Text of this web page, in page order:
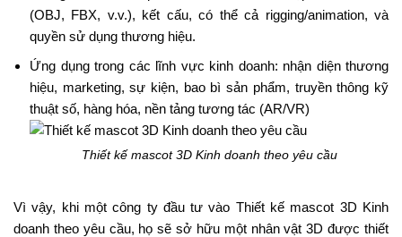
(OBJ, FBX, v.v.), kết cấu, có thể cả rigging/animation, và
quyền sử dụng thương hiệu.
Ứng dụng trong các lĩnh vực kinh doanh: nhận diện thương
hiệu, marketing, sự kiện, bao bì sản phẩm, truyền thông kỹ
thuật số, hàng hóa, nền tảng tương tác (AR/VR)
Thiết kế mascot 3D Kinh doanh theo yêu cầu
Vì vậy, khi một công ty đầu tư vào Thiết kế mascot 3D Kinh
doanh theo yêu cầu, họ sẽ sở hữu một nhân vật 3D được thiết